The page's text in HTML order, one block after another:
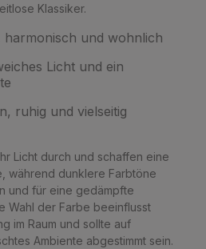
Klassiker.
harmonisch und wohnlich
Licht und ein
ruhig und vielseitig
Licht durch und schaffen eine
während dunklere Farbtöne
und für eine gedämpfte
Wahl der Farbe beeinflusst
im Raum und sollte auf
Ambiente abgestimmt sein.